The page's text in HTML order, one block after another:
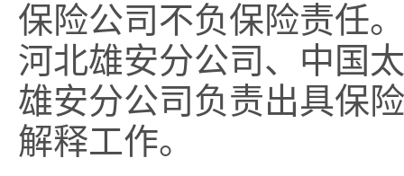
保险公司不负保险责任
河北雄安分公司、 中国
雄安分公司 负责出具保
解释工作。